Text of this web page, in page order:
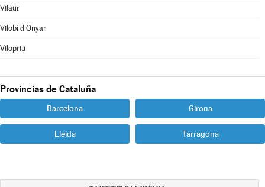
Vilaür
Vilobí d'Onyar
Vilopriu
Provincias de Cataluña
Barcelona Girona
Lleida Tarragona